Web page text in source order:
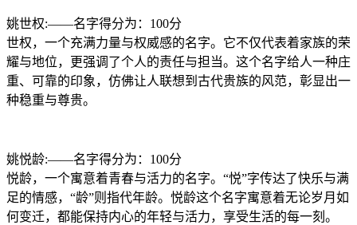
姚世权:——名字得分为：100分
世权，一个充满力量与权威感的名字。它不仅代表着家族的荣
耀与地位，更强调了个人的责任与担当。这个名字给人一种庄
重、可靠的印象，仿佛让人联想到古代贵族的风范，彰显出一
种稳重与尊贵。
姚悦龄:——名字得分为：100分
悦龄，一个寓意着青春与活力的名字。“悦”字传达了快乐与满
足的情感，“龄”则指代年龄。悦龄这个名字寓意着无论岁月如
何变迁，都能保持内心的年轻与活力，享受生活的每一刻。